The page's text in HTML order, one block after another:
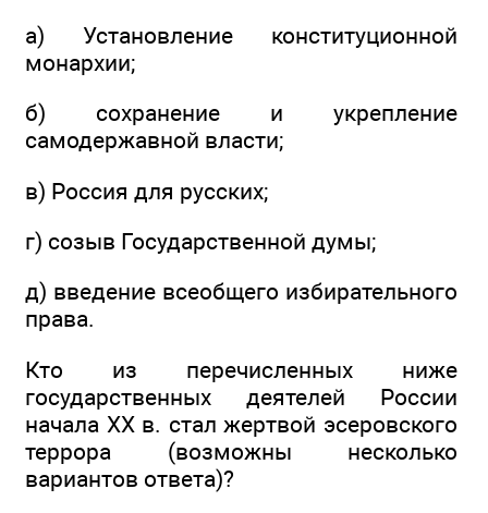
а) Установление конституционной
монархии;
б) сохранение и укрепление
самодержавной власти;
в) Россия для русских;
г) созыв Государственной думы;
д) введение всеобщего избирательного
права.
Кто из перечисленных ниже
государственных деятелей России
начала XX в. стал жертвой эсеровского
террора (возможны несколько
вариантов ответа)?